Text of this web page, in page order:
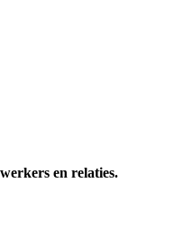
en relaties.